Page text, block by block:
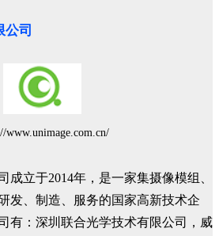
公司
www.unimage.com.cn/
成立于2014年，是一家集摄像模组、
发、制造、服务的国家高新技术企
有：深圳联合光学技术有限公司，威